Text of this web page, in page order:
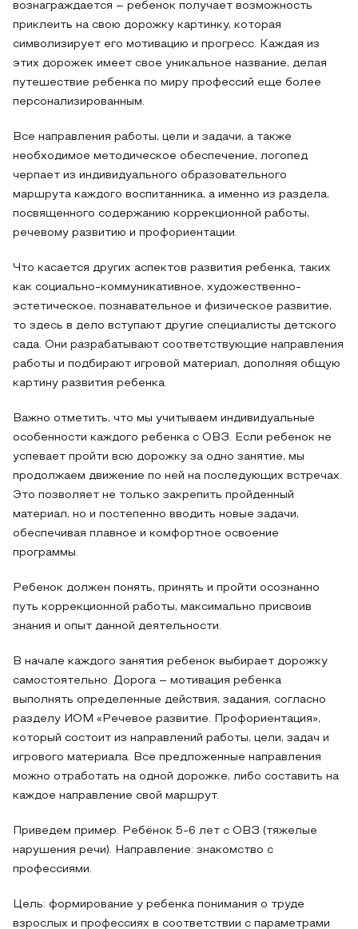
вознаграждается – ребенок получает возможность
приклеить на свою дорожку картинку, которая
символизирует его мотивацию и прогресс. Каждая из
этих дорожек имеет свое уникальное название, делая
путешествие ребенка по миру профессий еще более
персонализированным.
Все направления работы, цели и задачи, а также
необходимое методическое обеспечение, логопед
черпает из индивидуального образовательного
маршрута каждого воспитанника, а именно из раздела,
посвященного содержанию коррекционной работы,
речевому развитию и профориентации.
Что касается других аспектов развития ребенка, таких
как социально-коммуникативное, художественно-
эстетическое, познавательное и физическое развитие,
то здесь в дело вступают другие специалисты детского
сада. Они разрабатывают соответствующие направления
работы и подбирают игровой материал, дополняя общую
картину развития ребенка.
Важно отметить, что мы учитываем индивидуальные
особенности каждого ребенка с ОВЗ. Если ребенок не
успевает пройти всю дорожку за одно занятие, мы
продолжаем движение по ней на последующих встречах.
Это позволяет не только закрепить пройденный
материал, но и постепенно вводить новые задачи,
обеспечивая плавное и комфортное освоение
программы.
Ребенок должен понять, принять и пройти осознанно
путь коррекционной работы, максимально присвоив
знания и опыт данной деятельности.
В начале каждого занятия ребенок выбирает дорожку
самостоятельно. Дорога – мотивация ребенка
выполнять определенные действия, задания, согласно
разделу ИОМ «Речевое развитие. Профориентация»,
который состоит из направлений работы, цели, задач и
игрового материала. Все предложенные направления
можно отработать на одной дорожке, либо составить на
каждое направление свой маршрут.
Приведем пример. Ребёнок 5-6 лет с ОВЗ (тяжелые
нарушения речи). Направление: знакомство с
профессиями.
Цель: формирование у ребенка понимания о труде
взрослых и профессиях в соответствии с параметрами